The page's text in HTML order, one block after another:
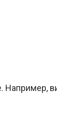
Например,